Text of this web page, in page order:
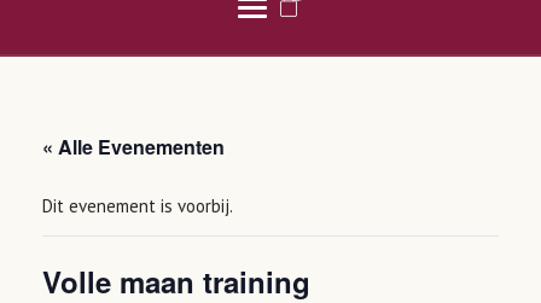
« Alle Evenementen
Dit evenement is voorbij.
Volle maan training